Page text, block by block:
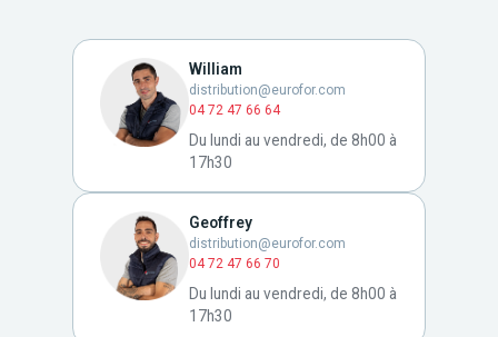
William
distribution@eurofor.com
04 72 47 66 64
Du lundi au vendredi, de 8h00 à
17h30
Geoffrey
distribution@eurofor.com
04 72 47 66 70
Du lundi au vendredi, de 8h00 à
17h30